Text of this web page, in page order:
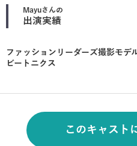
Mayuさんの
出演実績
ファッションリーダーズ撮影モデ
ビートニクス
このキャスト